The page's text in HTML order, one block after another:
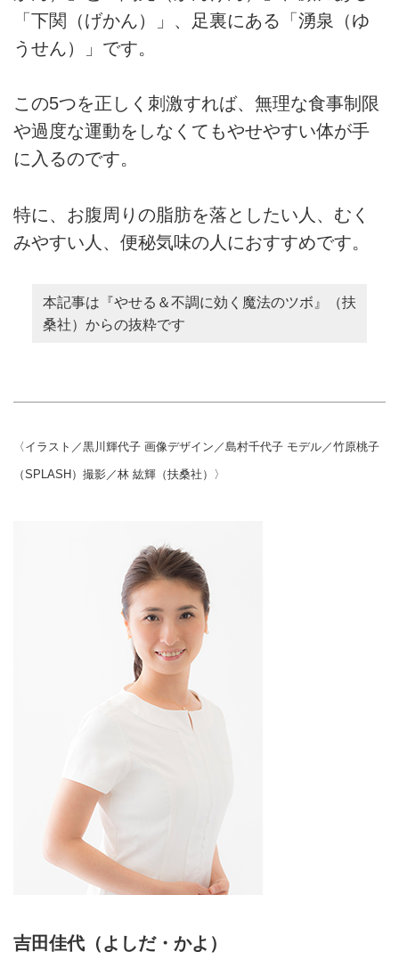
「下関（げかん）」、足裏にある「湧泉（ゆ
うせん）」です。
この5つを正しく刺激すれば、無理な食事制限
や過度な運動をしなくてもやせやすい体が手
に入るのです。
特に、お腹周りの脂肪を落としたい人、むく
みやすい人、便秘気味の人におすすめです。
本記事は『やせる＆不調に効く魔法のツボ』（扶
桑社）からの抜粋です
〈イラスト／黒川輝代子 画像デザイン／島村千代子 モデル／竹原桃子
（SPLASH）撮影／林 紘輝（扶桑社）〉
吉田佳代（よしだ・かよ）